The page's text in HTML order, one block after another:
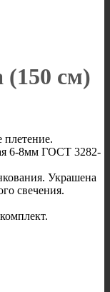
(150 см)
6-8мм ГОСТ 3282-
Украшена
свечения.